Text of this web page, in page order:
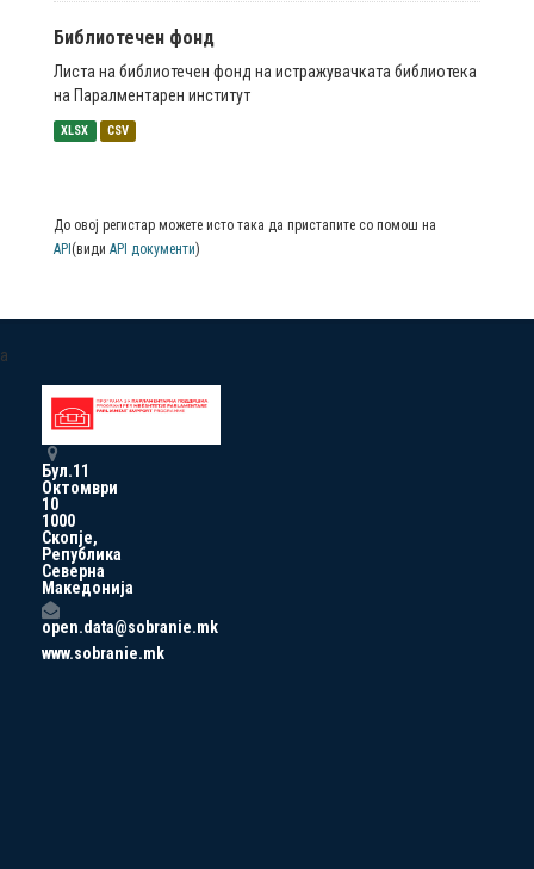
Библиотечен фонд
Листа на библиотечен фонд на истражувачката библиотека
на Паралментарен институт
XLSX CSV
До овој регистар можете исто така да пристапите со помош на
API (види API документи)
a
Бул.11
Октомври
10
1000
Скопје,
Република
Северна
Македонија
open.data@sobranie.mk
www.sobranie.mk